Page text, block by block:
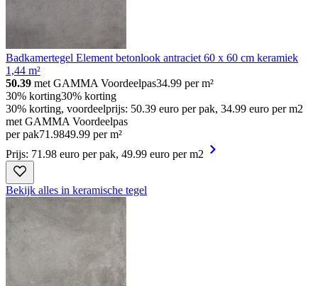
Badkamertegel Element betonlook antraciet 60 x 60 cm keramiek
1,44 m²
50.39 met GAMMA Voordeelpas34.99 per m²
30% korting30% korting
30% korting, voordeelprijs: 50.39 euro per pak, 34.99 euro per m2
met GAMMA Voordeelpas
per pak71.9849.99 per m²
Prijs: 71.98 euro per pak, 49.99 euro per m2
Bekijk alles in keramische tegel